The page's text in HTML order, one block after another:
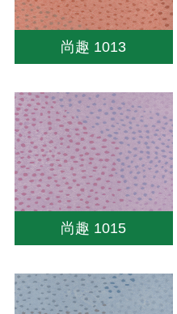
尚趣 1013
尚趣 1015